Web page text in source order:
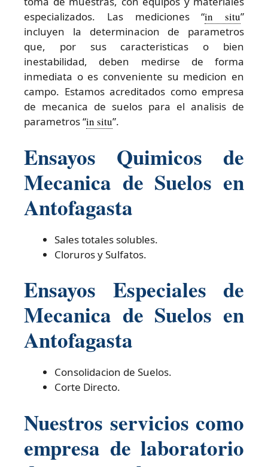
especializados. Las mediciones “in situ”
incluyen la determinacion de parametros
que, por sus caracteristicas o bien
inestabilidad, deben medirse de forma
inmediata o es conveniente su medicion en
campo. Estamos acreditados como empresa
de mecanica de suelos para el analisis de
parametros “in situ”.
Ensayos Quimicos de
Mecanica de Suelos en
Antofagasta
Sales totales solubles.
Cloruros y Sulfatos.
Ensayos Especiales de
Mecanica de Suelos en
Antofagasta
Consolidacion de Suelos.
Corte Directo.
Nuestros servicios como
empresa de laboratorio